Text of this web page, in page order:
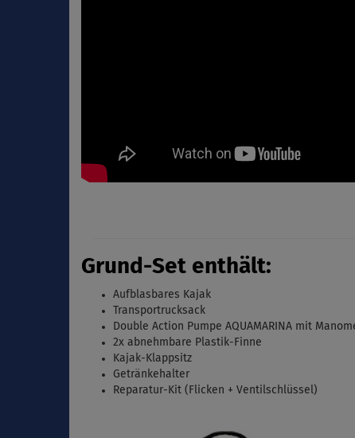
Grund-Set enthält:
Aufblasbares Kajak
Transportrucksack
Double Action Pumpe AQUAMARINA mit
2x abnehmbare Plastik-Finne
Kajak-Klappsitz
Getränkehalter
Reparatur-Kit (Flicken + Ventilschlüssel)